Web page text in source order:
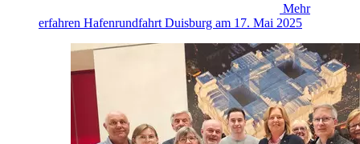
Mehr
erfahren Hafenrundfahrt Duisburg am 17. Mai 2025